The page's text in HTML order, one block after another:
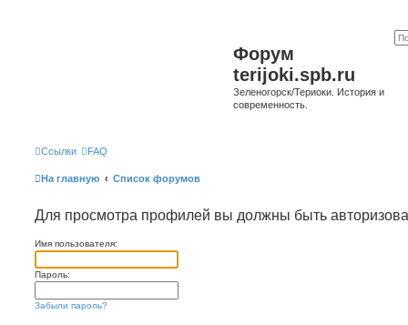
Форум
terijoki.spb.ru
Зеленогорск/Териоки. История и
современность.
Ссылки FAQ
На главную Список форумов
Для просмотра профилей вы должны быть
Имя пользователя:
Пароль:
Забыли пароль?